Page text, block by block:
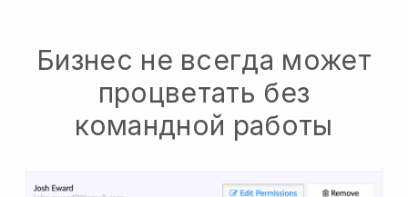
Бизнес не всегда может
процветать без
командной работы